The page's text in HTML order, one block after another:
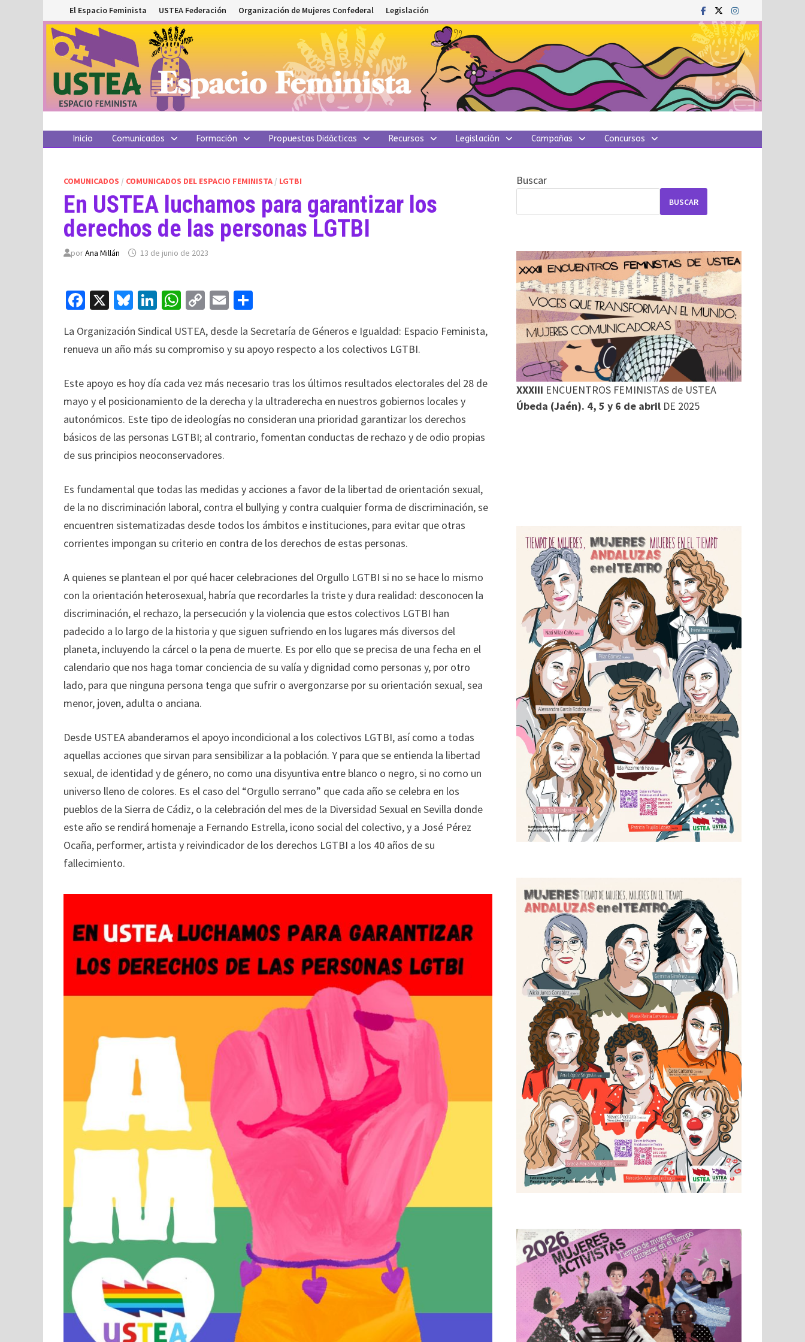
al
contenido
El Espacio Feminista USTEA Federación Organización de Mujeres Confederal Legislación
Inicio Comunicados Formación Propuestas Didácticas Recursos Legislación Campañas Concursos
COMUNICADOS / COMUNICADOS DEL ESPACIO FEMINISTA / LGTBI
En USTEA luchamos para garantizar los
derechos de las personas LGTBI
porAna Millán 13 de junio de 2023
Fa
b
o
o
k
X
Bl
es
ky
Li
ke
dI
n
W
at
sA
p
p
C
p
y
Li
n
k
E
ai
l
m
p
ar
tir
La Organización Sindical USTEA, desde la Secretaría de Géneros e Igualdad: Espacio Feminista,
renueva un año más su compromiso y su apoyo respecto a los colectivos LGTBI.
Este apoyo es hoy día cada vez más necesario tras los últimos resultados electorales del 28 de
mayo y el posicionamiento de la derecha y la ultraderecha en nuestros gobiernos locales y
autonómicos. Este tipo de ideologías no consideran una prioridad garantizar los derechos
básicos de las personas LGTBI; al contrario, fomentan conductas de rechazo y de odio propias
de sus principios neoconservadores.
Es fundamental que todas las medidas y acciones a favor de la libertad de orientación sexual,
de la no discriminación laboral, contra el bullying y contra cualquier forma de discriminación, se
encuentren sistematizadas desde todos los ámbitos e instituciones, para evitar que otras
corrientes impongan su criterio en contra de los derechos de estas personas.
A quienes se plantean el por qué hacer celebraciones del Orgullo LGTBI si no se hace lo mismo
con la orientación heterosexual, habría que recordarles la triste y dura realidad: desconocen la
discriminación, el rechazo, la persecución y la violencia que estos colectivos LGTBI han
padecido a lo largo de la historia y que siguen sufriendo en los lugares más diversos del
planeta, incluyendo la cárcel o la pena de muerte. Es por ello que se precisa de una fecha en el
calendario que nos haga tomar conciencia de su valía y dignidad como personas y, por otro
lado, para que ninguna persona tenga que sufrir o avergonzarse por su orientación sexual, sea
menor, joven, adulta o anciana.
Desde USTEA abanderamos el apoyo incondicional a los colectivos LGTBI, así como a todas
aquellas acciones que sirvan para sensibilizar a la población. Y para que se entienda la libertad
sexual, de identidad y de género, no como una disyuntiva entre blanco o negro, si no como un
universo lleno de colores. Es el caso del “Orgullo serrano” que cada año se celebra en los
pueblos de la Sierra de Cádiz, o la celebración del mes de la Diversidad Sexual en Sevilla donde
este año se rendirá homenaje a Fernando Estrella, icono social del colectivo, y a José Pérez
Ocaña, performer, artista y reivindicador de los derechos LGTBI a los 40 años de su
fallecimiento.
Buscar
BUSCAR
XXXIII ENCUENTROS FEMINISTAS de USTEA
Úbeda (Jaén). 4, 5 y 6 de abrilDE 2025